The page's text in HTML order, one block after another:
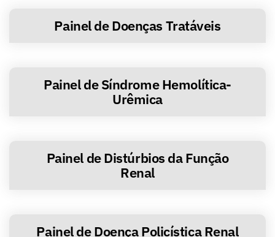
Painel de Doenças Tratáveis
Painel de Síndrome Hemolítica-
Urêmica
Painel de Distúrbios da Função
Renal
Painel de Doença Policística Renal